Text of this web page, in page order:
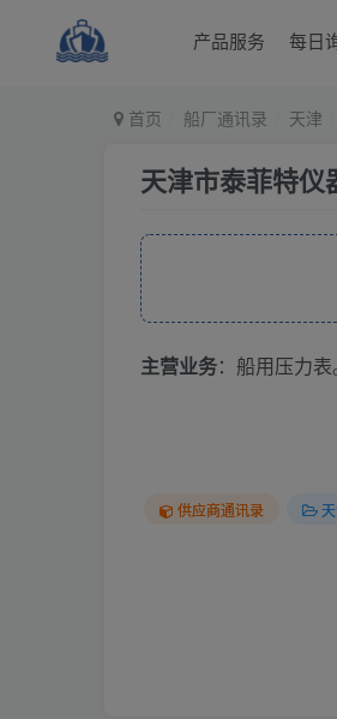
产品服务 每日
首页 船厂通讯录 天津
天津市泰菲特仪
主营业务：船用压力表
供应商通讯录